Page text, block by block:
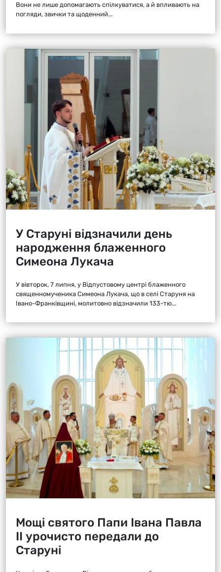
Вони не лише допомагають спілкуватися, а й впливають на
погляди, звички та щоденний...
У Старуні відзначили день
народження блаженного
Симеона Лукача
У вівторок, 7 липня, у Відпустовому центрі блаженного
священномученика Симеона Лукача, що в селі Старуня на
Івано-Франківщині, молитовно відзначили 133-тю...
Мощі святого Папи Івана Павла
ІІ урочисто передали до
Старуні